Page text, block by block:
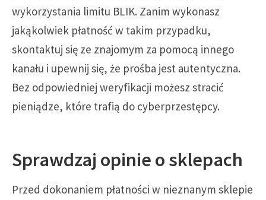
wykorzystania limitu BLIK. Zanim wykonasz
jakąkolwiek płatność w takim przypadku,
skontaktuj się ze znajomym za pomocą innego
kanału i upewnij się, że prośba jest autentyczna.
Bez odpowiedniej weryfikacji możesz stracić
pieniądze, które trafią do cyberprzestępcy.
Sprawdzaj opinie o sklepach
Przed dokonaniem płatności w nieznanym sklepie